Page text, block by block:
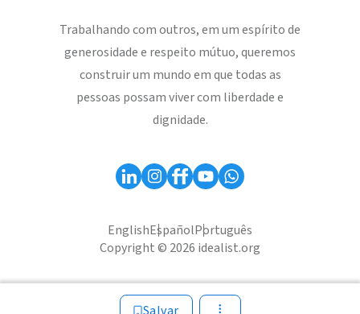
Salvar
Trabalhando com outros, em um espírito de
generosidade e respeito mútuo, queremos
construir um mundo em que todas as
pessoas possam viver com liberdade e
dignidade.
EnglishEspañolPortuguês
Copyright © 2026 idealist.org